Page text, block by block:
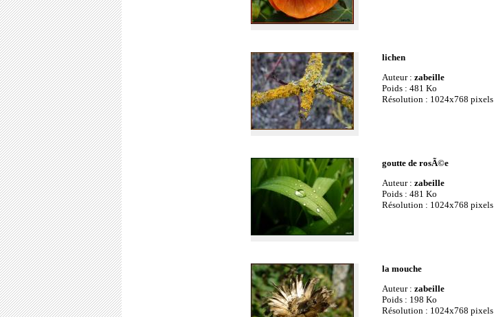
lichen
Auteur : zabeille
Poids : 481 Ko
Résolution : 1024x768 pixels
goutte de rosÃ©e
Auteur : zabeille
Poids : 481 Ko
Résolution : 1024x768 pixels
la mouche
Auteur : zabeille
Poids : 198 Ko
Résolution : 1024x768 pixels